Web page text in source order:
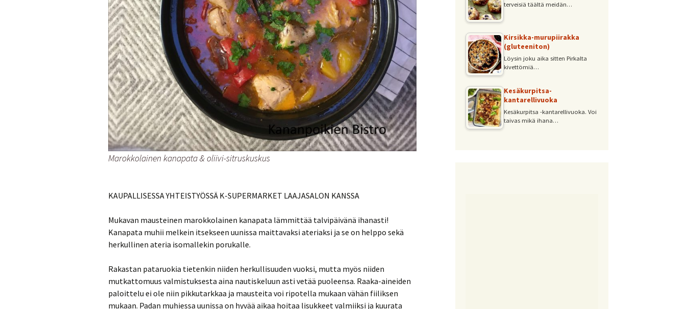
Suolaiset leivonnaiset
Marokkolainen kanapata & oliivi-sitruskuskus
KAUPALLISESSA YHTEISTYÖSSÄ K-SUPERMARKET LAAJASALON KANSSA
Mukavan mausteinen marokkolainen kanapata lämmittää talvipäivänä ihanasti!
Kanapata muhii melkein itsekseen uunissa maittavaksi ateriaksi ja se on helppo sekä
herkullinen ateria isomallekin porukalle.
Rakastan pataruokia tietenkin niiden herkullisuuden vuoksi, mutta myös niiden
mutkattomuus valmistuksesta aina nautiskeluun asti vetää puoleensa. Raaka-aineiden
paloittelu ei ole niin pikkutarkkaa ja mausteita voi ripotella mukaan vähän fiiliksen
mukaan. Padan muhiessa uunissa on hyvää aikaa hoitaa lisukkeet valmiiksi ja kuurata
terveisiä täältä meidän…
Kirsikka-murupiirakka
(gluteeniton)
Löysin joku aika sitten Pirkalta
kivettömiä…
Kesäkurpitsa-
kantarellivuoka
Kesäkurpitsa -kantarellivuoka. Voi
taivas mikä ihana…